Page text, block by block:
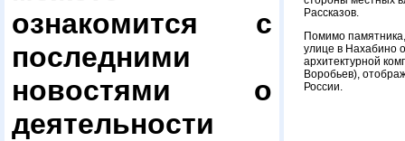
ознакомится с
последними
новостями о
деятельности
Рассказов.
Помимо
улице в Нахабино
архитектурной
Воробьев),
России.